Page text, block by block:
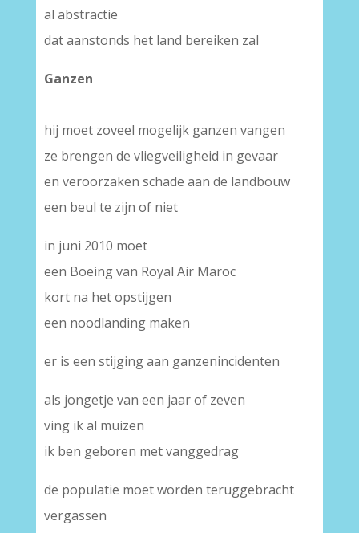
al abstractie
dat aanstonds het land bereiken zal
Ganzen
hij moet zoveel mogelijk ganzen vangen
ze brengen de vliegveiligheid in gevaar
en veroorzaken schade aan de landbouw
een beul te zijn of niet
in juni 2010 moet
een Boeing van Royal Air Maroc
kort na het opstijgen
een noodlanding maken
er is een stijging aan ganzenincidenten
als jongetje van een jaar of zeven
ving ik al muizen
ik ben geboren met vanggedrag
de populatie moet worden teruggebracht
vergassen